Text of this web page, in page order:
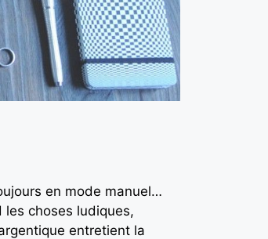
en mode manuel…
les choses ludiques,
entretient la